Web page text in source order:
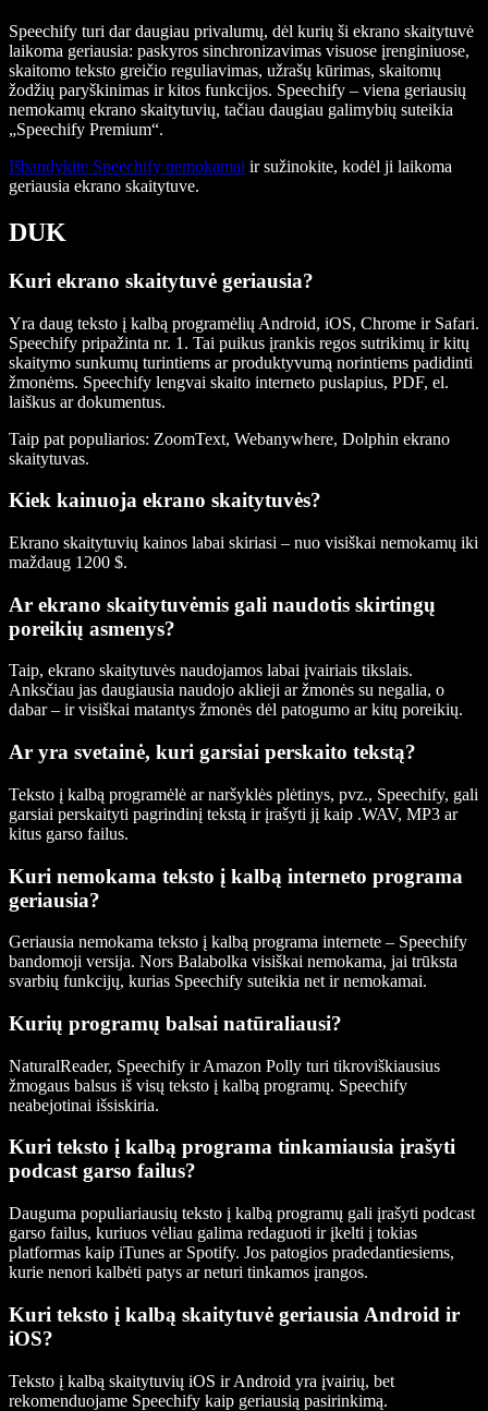
Speechify turi dar daugiau privalumų, dėl kurių ši ekrano skaitytuvė
laikoma geriausia: paskyros sinchronizavimas visuose įrenginiuose,
skaitomo teksto greičio reguliavimas, užrašų kūrimas, skaitomų
žodžių paryškinimas ir kitos funkcijos. Speechify – viena geriausių
nemokamų ekrano skaitytuvių, tačiau daugiau galimybių suteikia
„Speechify Premium“.
Išbandykite Speechify nemokamai ir sužinokite, kodėl ji laikoma
geriausia ekrano skaitytuve.
DUK
Kuri ekrano skaitytuvė geriausia?
Yra daug teksto į kalbą programėlių Android, iOS, Chrome ir Safari.
Speechify pripažinta nr. 1. Tai puikus įrankis regos sutrikimų ir kitų
skaitymo sunkumų turintiems ar produktyvumą norintiems padidinti
žmonėms. Speechify lengvai skaito interneto puslapius, PDF, el.
laiškus ar dokumentus.
Taip pat populiarios: ZoomText, Webanywhere, Dolphin ekrano
skaitytuvas.
Kiek kainuoja ekrano skaitytuvės?
Ekrano skaitytuvių kainos labai skiriasi – nuo visiškai nemokamų iki
maždaug 1200 $.
Ar ekrano skaitytuvėmis gali naudotis skirtingų
poreikių asmenys?
Taip, ekrano skaitytuvės naudojamos labai įvairiais tikslais.
Anksčiau jas daugiausia naudojo aklieji ar žmonės su negalia, o
dabar – ir visiškai matantys žmonės dėl patogumo ar kitų poreikių.
Ar yra svetainė, kuri garsiai perskaito tekstą?
Teksto į kalbą programėlė ar naršyklės plėtinys, pvz., Speechify, gali
garsiai perskaityti pagrindinį tekstą ir įrašyti jį kaip .WAV, MP3 ar
kitus garso failus.
Kuri nemokama teksto į kalbą interneto programa
geriausia?
Geriausia nemokama teksto į kalbą programa internete – Speechify
bandomoji versija. Nors Balabolka visiškai nemokama, jai trūksta
svarbių funkcijų, kurias Speechify suteikia net ir nemokamai.
Kurių programų balsai natūraliausi?
NaturalReader, Speechify ir Amazon Polly turi tikroviškiausius
žmogaus balsus iš visų teksto į kalbą programų. Speechify
neabejotinai išsiskiria.
Kuri teksto į kalbą programa tinkamiausia įrašyti
podcast garso failus?
Dauguma populiariausių teksto į kalbą programų gali įrašyti podcast
garso failus, kuriuos vėliau galima redaguoti ir įkelti į tokias
platformas kaip iTunes ar Spotify. Jos patogios pradedantiesiems,
kurie nenori kalbėti patys ar neturi tinkamos įrangos.
Kuri teksto į kalbą skaitytuvė geriausia Android ir
iOS?
Teksto į kalbą skaitytuvių iOS ir Android yra įvairių, bet
rekomenduojame Speechify kaip geriausią pasirinkimą.